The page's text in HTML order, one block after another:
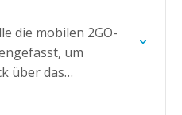
die mobilen 2GO-
um
über das